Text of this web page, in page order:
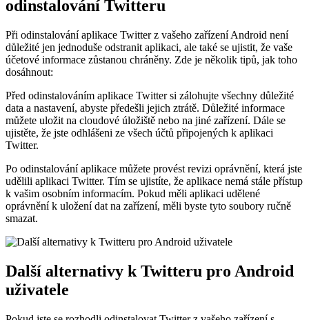
odinstalování Twitteru
Při odinstalování aplikace Twitter z vašeho zařízení Android není
důležité jen jednoduše odstranit aplikaci, ale také se ujistit, že vaše
účetové informace zůstanou chráněny. Zde je několik tipů, jak toho
dosáhnout:
Před odinstalováním aplikace Twitter si zálohujte všechny důležité
data a nastavení, abyste předešli jejich ztrátě. Důležité informace
můžete uložit na cloudové úložiště nebo na jiné zařízení. Dále se
ujistěte, že jste odhlášeni ze všech účtů připojených k aplikaci
Twitter.
Po odinstalování aplikace můžete provést revizi oprávnění, která jste
udělili aplikaci Twitter. Tím se ujistíte, že aplikace nemá stále přístup
k vašim osobním informacím. Pokud měli aplikaci udělené
oprávnění k uložení dat na zařízení, měli byste tyto soubory ručně
smazat.
Další alternativy k Twitteru pro Android
uživatele